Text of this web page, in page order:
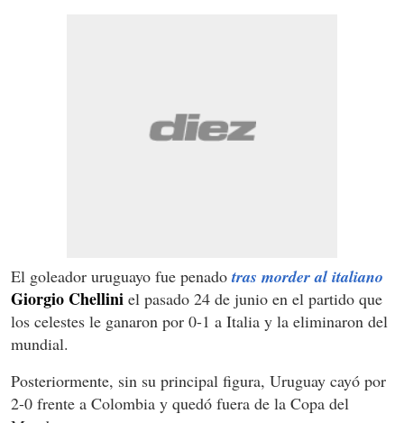
El goleador uruguayo fue penadotras morder al italiano
Giorgio Chellini el pasado 24 de junio en el partido que
los celestes le ganaron por 0-1 a Italia y la eliminaron del
mundial.
Posteriormente, sin su principal figura, Uruguay cayó por
2-0 frente a Colombia y quedó fuera de la Copa del